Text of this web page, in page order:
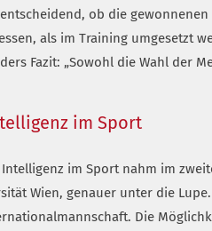
ob die
als im Training umgesetzt
Fazit: „Sowohl die Wahl der
im Sport
im Sport nahm im
Wien, genauer unter die
Die